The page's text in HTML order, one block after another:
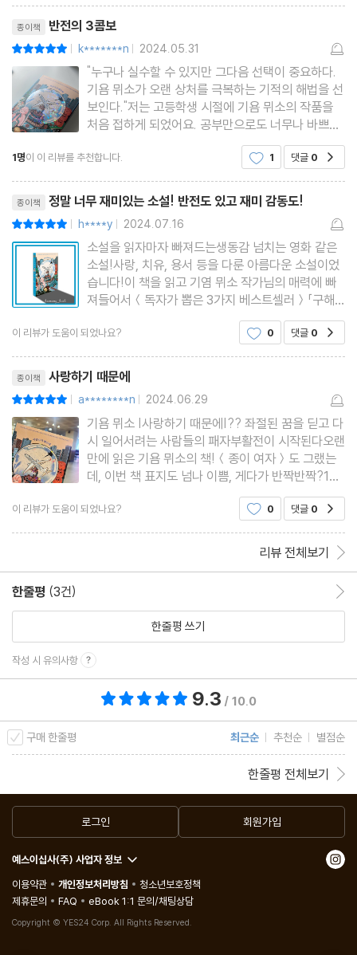
뮈소 소설의 특징은 그대로 영화 한 편이라고 해도 무방할 만큼 묘사
가 뛰어나고 새로운 이야기를 담고 있고, 독자들의 시선을 놓아주지
않는 매력이 있다. 눈에 보이는 듯 생생한 장면 구성, 독특하고 매력
적인 등장인물, 영화처럼 극적인 긴장감이 녹아들어 있어 독자들이
나른해할 틈을 주지 않는다. 기욤 뮈소가 소설을 통해 선보인 감성과
취향은 젊은이들의 기호와 잘 맞아떨어지며 새로운 트렌드를 형성
하기도 했다. 소설을 쓸 때 영화에서 얻은 영감을 기억했다가 적극
반영한다는 그의 작품들은 영상매체에 익숙한 독자들과 환상적인
궁합을 이룬다.
종이책 반전의 3콤보
| k*******n | 2024.05.31
"누구나 실수할 수 있지만 그다음 선택이 중요하다.
기욤 뮈소가 오랜 상처를 극복하는 기적의 해법을 선
보인다."저는 고등학생 시절에 기욤 뮈소의 작품을
처음 접하게 되었어요. 공부만으로도 너무나 바쁘던
시기였지만, 시간을 쪼개서 도서관에 있는 그의 작품
을 전부 대출해서 읽었던 기억이 나요.당시 ＜종이
여자＞ ＜구해줘＞ ＜천사의 부름＞ ＜그 후에＞
＜7년 후＞ ＜센트럴
1명이 이 리뷰를 추천합니다. 1 댓글 0
종이책 정말 너무 재미있는 소설! 반전도 있고 재미 감동도!
| h****y | 2024.07.16
소설을 읽자마자 빠져드는생동감 넘치는 영화 같은
소설!사랑, 치유, 용서 등을 다룬 아름다운 소설이었
습니다!이 책을 읽고 기염 뮈소 작가님의 매력에 빠
져들어서＜독자가 뽑은 3가지 베스트셀러＞「구해
줘」, 「당신 거기 있어 줄래요?」, 「종이 여자」도나중에
꼭 읽어봐야겠다는 생각이었어요!
이 리뷰가 도움이 되었나요? 0 댓글 0
종이책 사랑하기 때문에
| a********n | 2024.06.29
기욤 뮈소 |사랑하기 때문에|?? 좌절된 꿈을 딛고 다
시 일어서려는 사람들의 패자부활전이 시작된다오랜
만에 읽은 기욤 뮈소의 책!＜종이 여자＞도 그랬는
데, 이번 책 표지도 넘나 이쁨, 게다가 반짝반짝?10
여년 전에 출간된 소설이지만 이야기의 구성, 반전
상상력! 모두 세련된 그 만의st딸 라일라가 실종되
이 리뷰가 도움이 되었나요? 0 댓글 0
리뷰 전체보기
한줄평 (3건)
한줄평 쓰기
작성 시 유의사항
9.3 / 10.0
구매 한줄평 최근순 추천순 별점순
한줄평 전체보기
로그인 회원가입
예스이십사(주) 사업자 정보
이용약관
개인정보처리방침
청소년보호정책
제휴문의
FAQ eBook 1:1 문의/채팅상담
Copyright © YES24 Corp. All Rights Reserved.